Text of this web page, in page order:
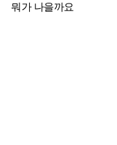
뭐가 나을까요